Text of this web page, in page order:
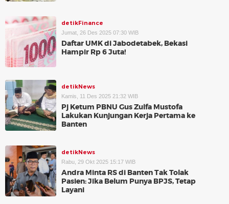
detikFinance
Jumat, 26 Des 2025 07:30 WIB
Daftar UMK di Jabodetabek, Bekasi
Hampir Rp 6 Juta!
detikNews
Kamis, 11 Des 2025 21:32 WIB
Pj Ketum PBNU Gus Zulfa Mustofa
Lakukan Kunjungan Kerja Pertama ke
Banten
detikNews
Rabu, 29 Okt 2025 15:17 WIB
Andra Minta RS di Banten Tak Tolak
Pasien: Jika Belum Punya BPJS, Tetap
Layani